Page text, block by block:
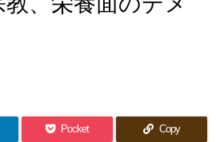
Pocket Copy